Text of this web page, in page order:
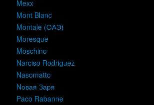
Mexx
Mont Blanc
Montale (ОАЭ)
Moresque
Moschino
Narciso Rodriguez
Nasomatto
Nовая Заря
Paco Rabanne